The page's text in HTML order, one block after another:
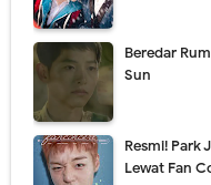
Beredar
Sun
Resmi! Park
Lewat Fan